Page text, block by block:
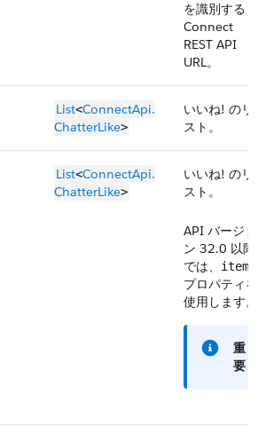
を識別する
Connect
REST API
URL。
List<ConnectApi.​
Chatter​Like>
いいね! のリ
スト。
List<ConnectApi.​
Chatter​Like>
いいね! のリ
スト。
API バージョ
ン 32.0 以降
では、
items
プロパティを
使用します。
重
要